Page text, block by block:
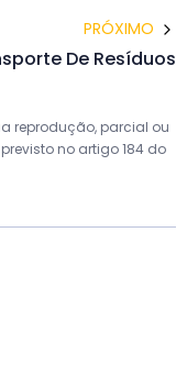
PRÓXIMO
De Resíduos
reprodução, parcial ou
no artigo 184 do